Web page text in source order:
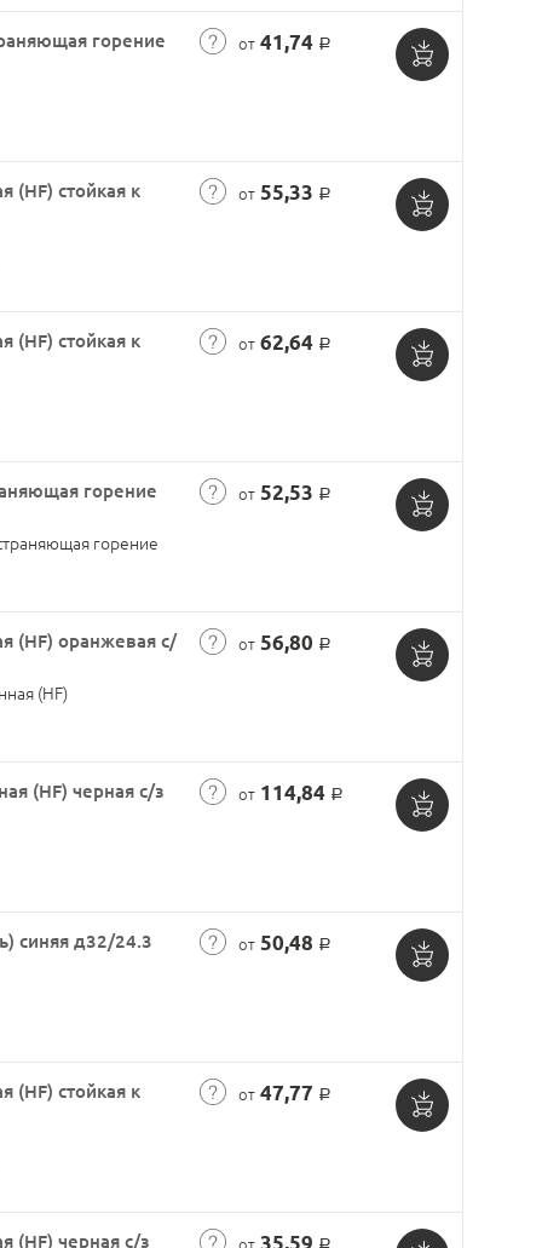
горение
от 41,74 Р
(HF) стойкая к
от 55,33 Р
(HF) стойкая к
от 62,64 Р
горение
от 52,53 Р
горение
(HF) оранжевая с/
от 56,80 Р
(HF)
(HF) черная с/з
от 114,84 Р
синяя д32/24.3
от 50,48 Р
(HF) стойкая к
от 47,77 Р
(HF) черная с/з
35,59 Р